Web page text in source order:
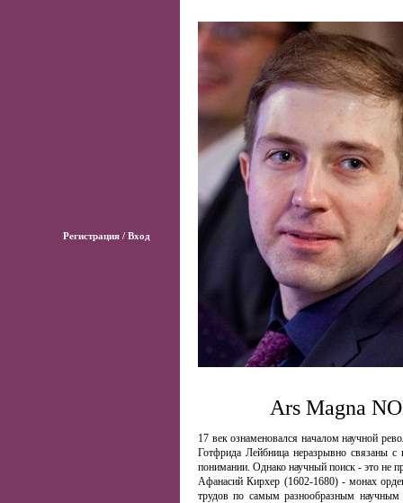
Ars Magna
17 век ознаменовался началом научной
Готфрида Лейбница неразрывно связаны с
понимании. Однако научный поиск - это не
Афанасий Кирхер (1602-1680) - монах
трудов по самым разнообразным научным
Регистрация / Вход